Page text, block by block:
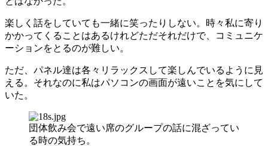
楽しく話をしていても一緒に笑ったりしない。時々私に寄り
かかってくることはあるけれどただそれだけで、コミュニケ
ーションをとるのが難しい。
ただ、パネル達は各々リラックスして楽しんでいるように見
える。それなのに私はパソコンの画面が遠いことを気にして
いた。
団体飲み会で遠い席のグループの話に混ざってい
る時の気持ち。